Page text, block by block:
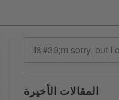
المقالات الأخيرة